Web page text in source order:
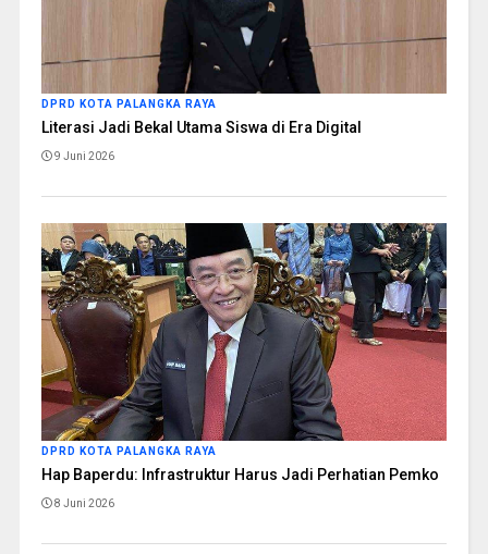
DPRD KOTA PALANGKA RAYA
Literasi Jadi Bekal Utama Siswa di Era Digital
9 Juni 2026
DPRD KOTA PALANGKA RAYA
Hap Baperdu: Infrastruktur Harus Jadi Perhatian Pemko
8 Juni 2026